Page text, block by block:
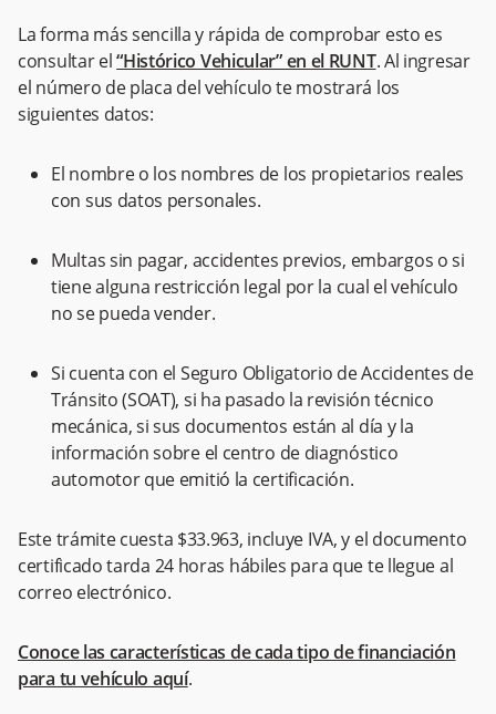
La forma más sencilla y rápida de comprobar esto es
consultar el“Histórico Vehicular” en el RUNT. Al ingresar
el número de placa del vehículo te mostrará los
siguientes datos:
El nombre o los nombres de los propietarios reales
con sus datos personales.
Multas sin pagar, accidentes previos, embargos o si
tiene alguna restricción legal por la cual el vehículo
no se pueda vender.
Si cuenta con el Seguro Obligatorio de Accidentes de
Tránsito (SOAT), si ha pasado la revisión técnico
mecánica, si sus documentos están al día y la
información sobre el centro de diagnóstico
automotor que emitió la certificación.
Este trámite cuesta $33.963, incluye IVA, y el documento
certificado tarda 24 horas hábiles para que te llegue al
correo electrónico.
Conoce las características de cada tipo de financiación
para tu vehículo aquí.